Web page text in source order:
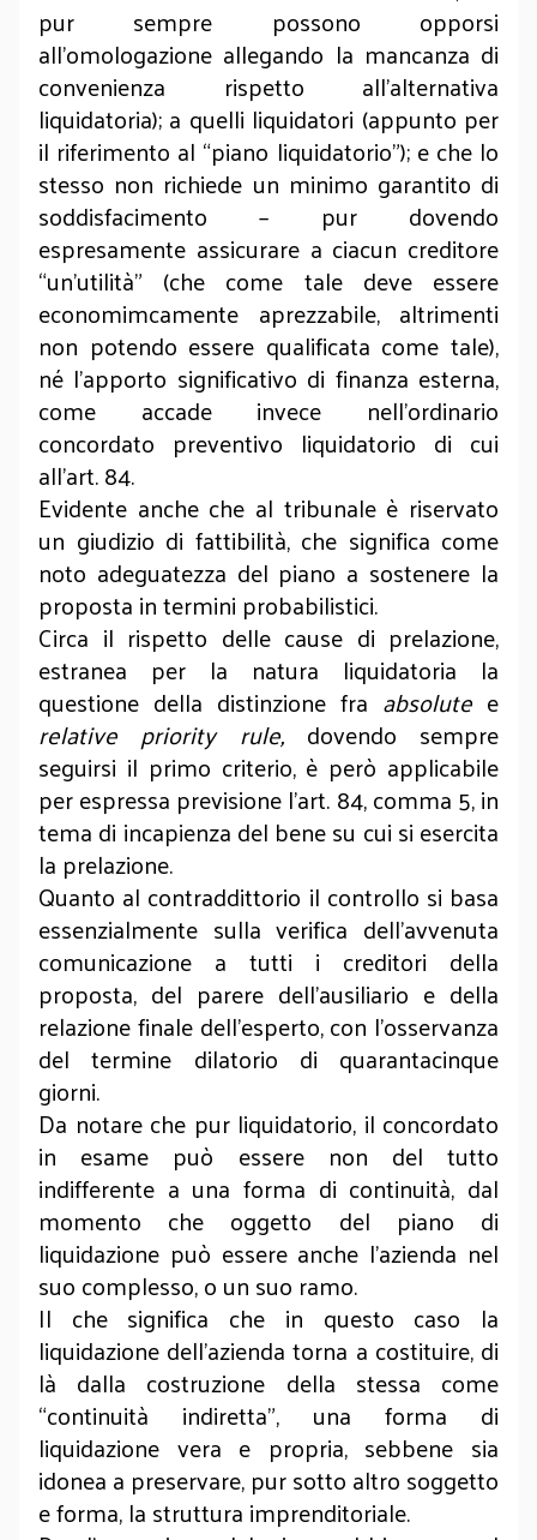
pur sempre possono opporsi
all’omologazione allegando la mancanza di
convenienza rispetto all’alternativa
liquidatoria); a quelli liquidatori (appunto per
il riferimento al “piano liquidatorio”); e che lo
stesso non richiede un minimo garantito di
soddisfacimento – pur dovendo
espresamente assicurare a ciacun creditore
“un’utilità” (che come tale deve essere
economimcamente aprezzabile, altrimenti
non potendo essere qualificata come tale),
né l’apporto significativo di finanza esterna,
come accade invece nell’ordinario
concordato preventivo liquidatorio di cui
all’art. 84.
Evidente anche che al tribunale è riservato
un giudizio di fattibilità, che significa come
noto adeguatezza del piano a sostenere la
proposta in termini probabilistici.
Circa il rispetto delle cause di prelazione,
estranea per la natura liquidatoria la
questione della distinzione fra absolute e
relative priority rule, dovendo sempre
seguirsi il primo criterio, è però applicabile
per espressa previsione l’art. 84, comma 5, in
tema di incapienza del bene su cui si esercita
la prelazione.
Quanto al contraddittorio il controllo si basa
essenzialmente sulla verifica dell’avvenuta
comunicazione a tutti i creditori della
proposta, del parere dell’ausiliario e della
relazione finale dell’esperto, con l’osservanza
del termine dilatorio di quarantacinque
giorni.
Da notare che pur liquidatorio, il concordato
in esame può essere non del tutto
indifferente a una forma di continuità, dal
momento che oggetto del piano di
liquidazione può essere anche l’azienda nel
suo complesso, o un suo ramo.
Il che significa che in questo caso la
liquidazione dell’azienda torna a costituire, di
là dalla costruzione della stessa come
“continuità indiretta”, una forma di
liquidazione vera e propria, sebbene sia
idonea a preservare, pur sotto altro soggetto
e forma, la struttura imprenditoriale.